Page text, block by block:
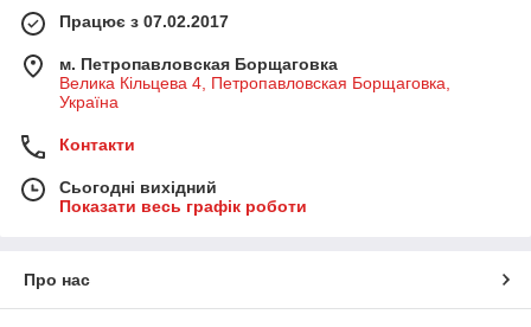
Працює з 07.02.2017
м. Петропавловская Борщаговка
Велика Кільцева 4, Петропавловская Борщаговка,
Україна
Контакти
Сьогодні вихідний
Показати весь графік роботи
Про нас